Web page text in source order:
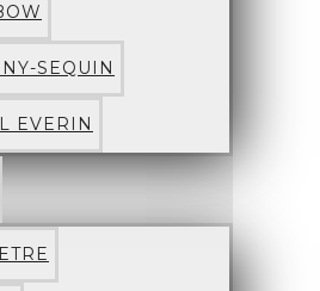
SEQUIN
EVERIN